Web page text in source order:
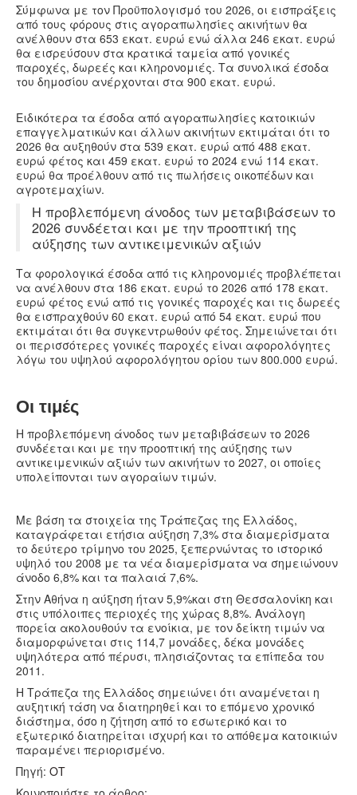
Σύμφωνα με τον Προϋπολογισμό του 2026, οι εισπράξεις
από τους φόρους στις αγοραπωλησίες ακινήτων θα
ανέλθουν στα 653 εκατ. ευρώ ενώ άλλα 246 εκατ. ευρώ
θα εισρεύσουν στα κρατικά ταμεία από γονικές
παροχές, δωρεές και κληρονομιές. Τα συνολικά έσοδα
του δημοσίου ανέρχονται στα 900 εκατ. ευρώ.
Ειδικότερα τα έσοδα από αγοραπωλησίες κατοικιών
επαγγελματικών και άλλων ακινήτων εκτιμάται ότι το
2026 θα αυξηθούν στα 539 εκατ. ευρώ από 488 εκατ.
ευρώ φέτος και 459 εκατ. ευρώ το 2024 ενώ 114 εκατ.
ευρώ θα προέλθουν από τις πωλήσεις οικοπέδων και
αγροτεμαχίων.
Η προβλεπόμενη άνοδος των μεταβιβάσεων το
2026 συνδέεται και με την προοπτική της
αύξησης των αντικειμενικών αξιών
Τα φορολογικά έσοδα από τις κληρονομιές προβλέπεται
να ανέλθουν στα 186 εκατ. ευρώ το 2026 από 178 εκατ.
ευρώ φέτος ενώ από τις γονικές παροχές και τις δωρεές
θα εισπραχθούν 60 εκατ. ευρώ από 54 εκατ. ευρώ που
εκτιμάται ότι θα συγκεντρωθούν φέτος. Σημειώνεται ότι
οι περισσότερες γονικές παροχές είναι αφορολόγητες
λόγω του υψηλού αφορολόγητου ορίου των 800.000 ευρώ.
Οι τιμές
Η προβλεπόμενη άνοδος των μεταβιβάσεων το 2026
συνδέεται και με την προοπτική της αύξησης των
αντικειμενικών αξιών των ακινήτων το 2027, οι οποίες
υπολείπονται των αγοραίων τιμών.
Με βάση τα στοιχεία της Τράπεζας της Ελλάδος,
καταγράφεται ετήσια αύξηση 7,3% στα διαμερίσματα
το δεύτερο τρίμηνο του 2025, ξεπερνώντας το ιστορικό
υψηλό του 2008 με τα νέα διαμερίσματα να σημειώνουν
άνοδο 6,8% και τα παλαιά 7,6%.
Στην Αθήνα η αύξηση ήταν 5,9%και στη Θεσσαλονίκη και
στις υπόλοιπες περιοχές της χώρας 8,8%. Ανάλογη
πορεία ακολουθούν τα ενοίκια, με τον δείκτη τιμών να
διαμορφώνεται στις 114,7 μονάδες, δέκα μονάδες
υψηλότερα από πέρυσι, πλησιάζοντας τα επίπεδα του
2011.
Η Τράπεζα της Ελλάδος σημειώνει ότι αναμένεται η
αυξητική τάση να διατηρηθεί και το επόμενο χρονικό
διάστημα, όσο η ζήτηση από το εσωτερικό και το
εξωτερικό διατηρείται ισχυρή και το απόθεμα κατοικιών
παραμένει περιορισμένο.
Πηγή: ΟΤ